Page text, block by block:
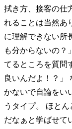
拭き方、接客の仕
れることは当然あ
に理解できない所
も分からないの
てるところを質問
良いんだよ！？」
かないで自論をい
うタイプ。 ほと
だなぁと学ばせて